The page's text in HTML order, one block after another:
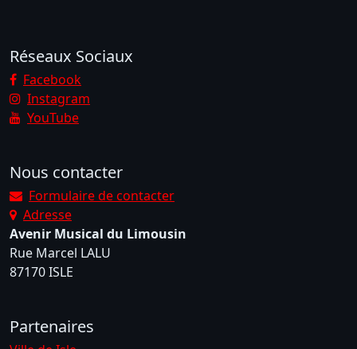
Réseaux Sociaux
Facebook
Instagram
YouTube
Nous contacter
Formulaire de contacter
Adresse
Avenir Musical du Limousin
Rue Marcel LALU
87170 ISLE
Partenaires